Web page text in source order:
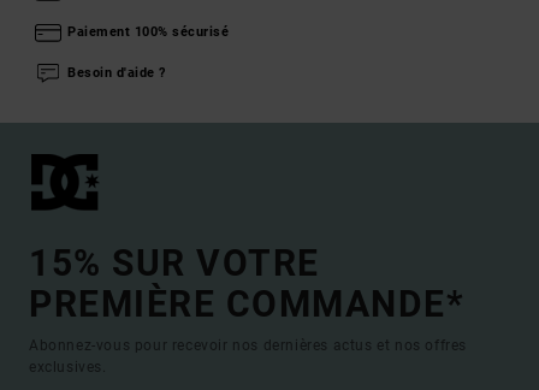
Paiement 100% sécurisé
Besoin d'aide ?
15% SUR VOTRE
PREMIÈRE COMMANDE*
Abonnez-vous pour recevoir nos dernières actus et nos offres
exclusives.